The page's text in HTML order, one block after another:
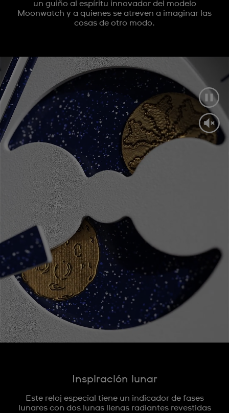
un guiño al espíritu innovador del modelo
Moonwatch y a quienes se atreven a imaginar las
cosas de otro modo.
Inspiración lunar
Este reloj especial tiene un indicador de fases
lunares con dos lunas llenas radiantes revestidas